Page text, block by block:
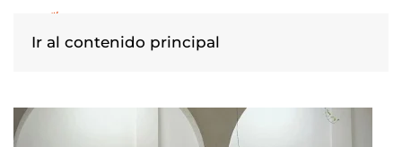
Ir al contenido principal